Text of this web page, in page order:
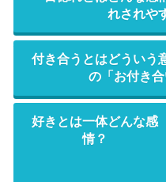
れされや
付き合うとはどういう
の「お付き
好きとは一体どんな感
情？